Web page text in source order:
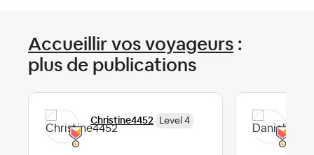
Accueillir vos voyageurs :
plus de publications
Christine4452 Level 4